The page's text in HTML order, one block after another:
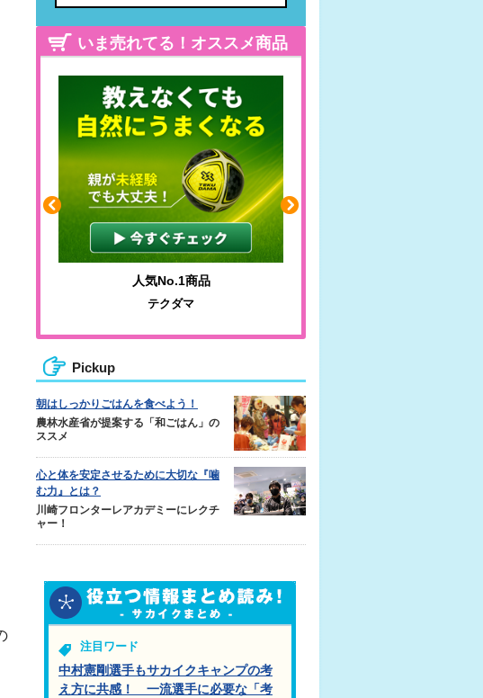
いま売れてる！オススメ商品
人気No.1商品
テクダマ
Pickup
朝はしっかりごはんを食べよう！
農林水産省が提案する「和ごはん」の
ススメ
心と体を安定させるために大切な『噛
む力』とは？
川崎フロンターレアカデミーにレクチ
ャー！
注目ワード
中村憲剛選手もサカイクキャンプの考
え方に共感！ 一流選手に必要な「考